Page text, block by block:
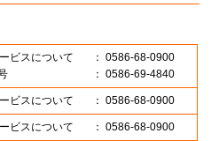
ビスについて
： 0586-68-0900
： 0586-69-4840
ビスについて ： 0586-68-0900
ビスについて ： 0586-68-0900